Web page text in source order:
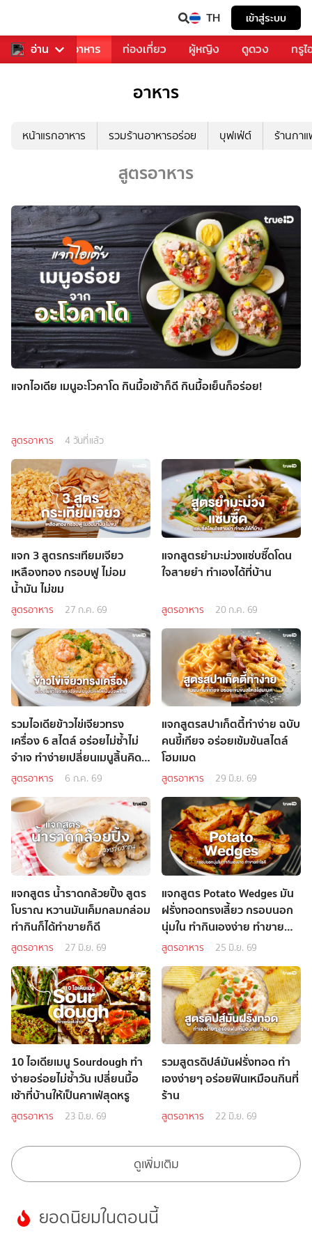
TH เข้าสู่ระบบ
อ่าน
การเพลง อาหาร ท่องเที่ยว ผู้หญิง ดูดวง ทรู
อาหาร
หน้าแรกอาหาร รวมร้านอาหารอร่อย บุฟเฟ่ต์ ร้านกา
สูตรอาหาร
แจกไอเดีย เมนูอะโวคาโด กินมื้อเช้าก็ดี กินมื้อเย็นก็อร่อย!
สูตรอาหาร 4 วันที่แล้ว
แจก 3 สูตรกระเทียมเจียว
เหลืองทอง กรอบฟู ไม่อม
น้ำมัน ไม่ขม
สูตรอาหาร 27 ก.ค. 69
แจกสูตรยำมะม่วงแซ่บซี๊ดโดน
ใจสายยำ ทำเองได้ที่บ้าน
สูตรอาหาร 20 ก.ค. 69
รวมไอเดียข้าวไข่เจียวทรง
เครื่อง 6 สไตล์ อร่อยไม่ซ้ำไม่
จำเจ ทำง่ายเปลี่ยนเมนูสิ้นคิด
ให้เป็นมื้อพิเศษ
สูตรอาหาร 6 ก.ค. 69
แจกสูตรสปาเก็ตตี้ทำง่าย ฉบับ
คนขี้เกียจ อร่อยเข้มข้นสไตล์
โฮมเมด
สูตรอาหาร 29 มิ.ย. 69
แจกสูตร น้ำราดกล้วยปิ้ง สูตร
โบราณ หวานมันเค็มกลมกล่อม
ทำกินก็ได้ทำขายก็ดี
สูตรอาหาร 27 มิ.ย. 69
แจกสูตร Potato Wedges มัน
ฝรั่งทอดทรงเสี้ยว กรอบนอก
นุ่มใน ทำกินเองง่าย ทำขาย
กำไรดี
สูตรอาหาร 25 มิ.ย. 69
10 ไอเดียเมนู Sourdough ทำ
ง่ายอร่อยไม่ซ้ำวัน เปลี่ยนมื้อ
เช้าที่บ้านให้เป็นคาเฟ่สุดหรู
สูตรอาหาร 23 มิ.ย. 69
รวมสูตรดิปส์มันฝรั่งทอด ทำ
เองง่ายๆ อร่อยฟินเหมือนกินที่
ร้าน
สูตรอาหาร 22 มิ.ย. 69
ดูเพิ่มเติม
ยอดนิยมในตอนนี้